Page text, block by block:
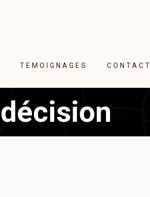
TEMOIGNAGES CONTACT